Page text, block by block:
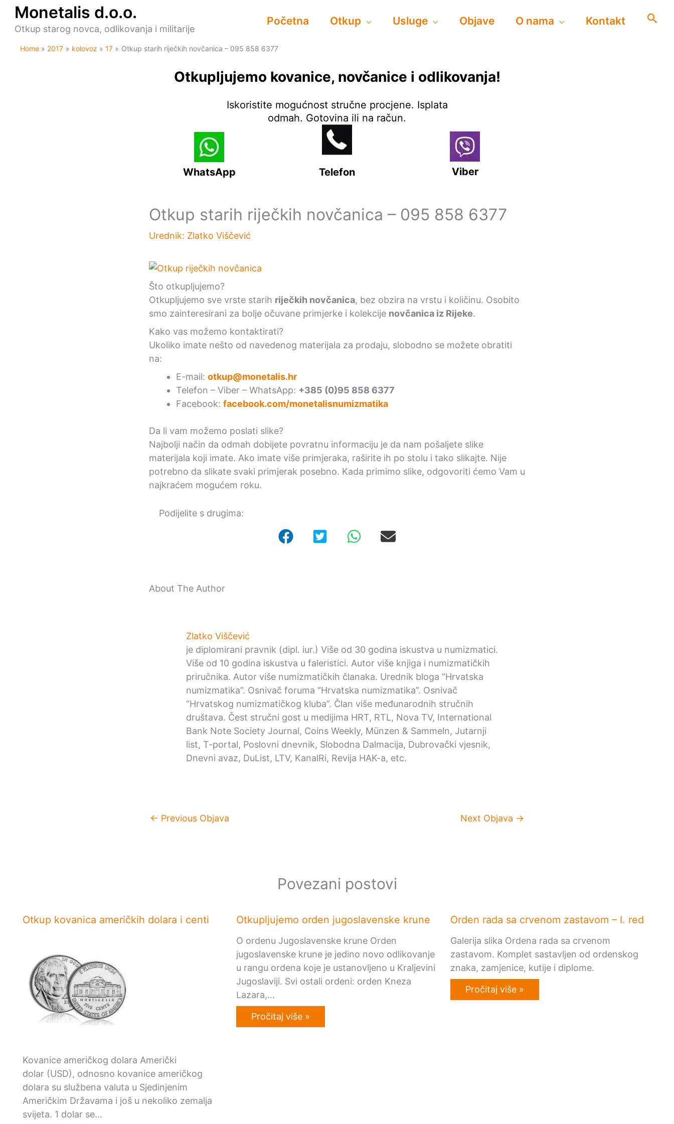
content
Monetalis d.o.o.
Otkup starog novca, odlikovanja i militarije
Početna Otkup Usluge Objave O nama Kontakt
Home 2017 kolovoz 17 Otkup starih riječkih novčanica – 095 858 6377
Otkupljujemo kovanice, novčanice i odlikovanja!
Iskoristite mogućnost stručne procjene. Isplata
odmah. Gotovina ili na račun.
WhatsApp Viber
Telefon
Otkup starih riječkih novčanica – 095 858 6377
Urednik: Zlatko Viščević
Što otkupljujemo?
Otkupljujemo sve vrste starih riječkih novčanica, bez obzira na vrstu i količinu. Osobito
smo zainteresirani za bolje očuvane primjerke i kolekcije novčanica iz Rijeke.
Kako vas možemo kontaktirati?
Ukoliko imate nešto od navedenog materijala za prodaju, slobodno se možete obratiti
na:
E-mail: otkup@monetalis.hr
Telefon – Viber – WhatsApp: +385 (0)95 858 6377
Facebook: facebook.com/monetalisnumizmatika
Da li vam možemo poslati slike?
Najbolji način da odmah dobijete povratnu informaciju je da nam pošaljete slike
materijala koji imate. Ako imate više primjeraka, raširite ih po stolu i tako slikajte. Nije
potrebno da slikate svaki primjerak posebno. Kada primimo slike, odgovoriti ćemo Vam u
najkraćem mogućem roku.
Podijelite s drugima:
About The Author
Zlatko Viščević
je diplomirani pravnik (dipl. iur.) Više od 30 godina iskustva u numizmatici.
Više od 10 godina iskustva u faleristici. Autor više knjiga i numizmatičkih
priručnika. Autor više numizmatičkih članaka. Urednik bloga “Hrvatska
numizmatika”. Osnivač foruma “Hrvatska numizmatika”. Osnivač
“Hrvatskog numizmatičkog kluba”. Član više međunarodnih stručnih
društava. Čest stručni gost u medijima HRT, RTL, Nova TV, International
Bank Note Society Journal, Coins Weekly, Münzen & Sammeln, Jutarnji
list, T-portal, Poslovni dnevnik, Slobodna Dalmacija, Dubrovački vjesnik,
Dnevni avaz, DuList, LTV, KanalRi, Revija HAK-a, etc.
← Previous Objava Next Objava →
Povezani postovi
Otkup kovanica američkih dolara i centi
Kovanice američkog dolara Američki
dolar (USD), odnosno kovanice američkog
dolara su službena valuta u Sjedinjenim
Američkim Državama i još u nekoliko zemalja
svijeta. 1 dolar se…
Otkupljujemo orden jugoslavenske krune
O ordenu Jugoslavenske krune Orden
jugoslavenske krune je jedino novo odlikovanje
u rangu ordena koje je ustanovljeno u Kraljevini
Jugoslaviji. Svi ostali ordeni: orden Kneza
Lazara,…
Pročitaj više »
Orden rada sa crvenom zastavom – I. red
Galerija slika Ordena rada sa crvenom
zastavom. Komplet sastavljen od ordenskog
znaka, zamjenice, kutije i diplome.
Pročitaj više »